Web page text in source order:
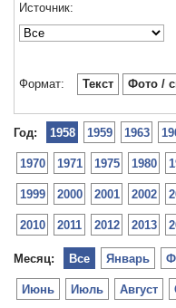
Источник:
Формат: Текст Фото /
Год: 1958 1959 1963
1970 1971 1975 1980
1999 2000 2001 2002
2010 2011 2012 2013
Месяц: Январь
Июнь Июль Август
Все